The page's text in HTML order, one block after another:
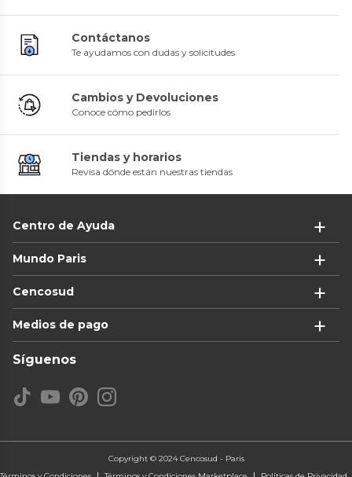
Contáctanos
Te ayudamos con dudas y solicitudes
Cambios y Devoluciones
Conoce cómo pedirlos
Tiendas y horarios
Revisa dónde están nuestras tiendas
Centro de Ayuda
Mundo Paris
Cencosud
Medios de pago
Síguenos
Copyright © 2024 Cencosud - Paris